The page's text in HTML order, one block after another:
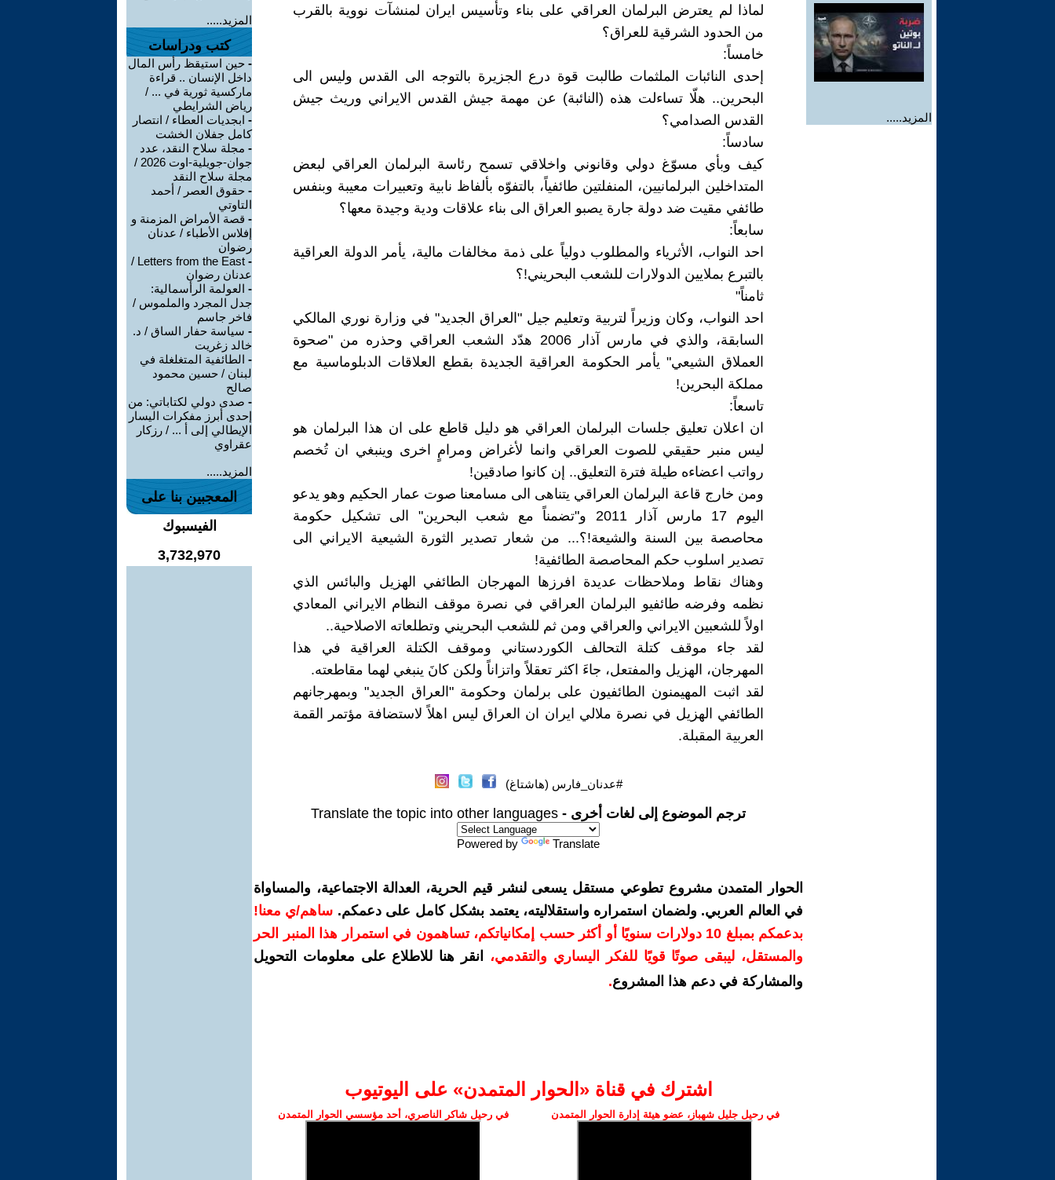
المزيد.....
لماذا لم يعترض البرلمان العراقي على بناء وتأسيس ايران لمنشآت نووية بالقرب
من الحدود الشرقية للعراق؟
خامساً:
إحدى النائبات الملثمات طالبت قوة درع الجزيرة بالتوجه الى القدس وليس الى
البحرين.. هلّا تساءلت هذه (النائبة) عن مهمة جيش القدس الايراني وريث جيش
القدس الصدامي؟
سادساً:
كيف وبأي مسوّغ دولي وقانوني واخلاقي تسمح رئاسة البرلمان العراقي لبعض
المتداخلين البرلمانيين، المنفلتين طائفياً، بالتفوّه بألفاظ نابية وتعبيرات معيبة وبنفس
طائفي مقيت ضد دولة جارة يصبو العراق الى بناء علاقات ودية وجيدة معها؟
سابعاً:
احد النواب، الأثرياء والمطلوب دولياً على ذمة مخالفات مالية، يأمر الدولة العراقية
بالتبرع بملايين الدولارات للشعب البحريني!؟
ثامناً"
احد النواب، وكان وزيراً لتربية وتعليم جيل "العراق الجديد" في وزارة نوري المالكي
السابقة، والذي في مارس آذار 2006 هدّد الشعب العراقي وحذره من "صحوة
العملاق الشيعي" يأمر الحكومة العراقية الجديدة بقطع العلاقات الدبلوماسية مع
مملكة البحرين!
تاسعاً:
ان اعلان تعليق جلسات البرلمان العراقي هو دليل قاطع على ان هذا البرلمان هو
ليس منبر حقيقي للصوت العراقي وانما لأغراض ومرامٍ اخرى وينبغي ان تُخصم
رواتب اعضاءه طيلة فترة التعليق.. إن كانوا صادقين!
ومن خارج قاعة البرلمان العراقي يتناهى الى مسامعنا صوت عمار الحكيم وهو يدعو
اليوم 17 مارس آذار 2011 و"تضمناً مع شعب البحرين" الى تشكيل حكومة
محاصصة بين السنة والشيعة!؟... من شعار تصدير الثورة الشيعية الايراني الى
تصدير اسلوب حكم المحاصصة الطائفية!
وهناك نقاط وملاحظات عديدة افرزها المهرجان الطائفي الهزيل والبائس الذي
نظمه وفرضه طائفيو البرلمان العراقي في نصرة موقف النظام الايراني المعادي
اولاً للشعبين الايراني والعراقي ومن ثم للشعب البحريني وتطلعاته الاصلاحية..
لقد جاء موقف كتلة التحالف الكوردستاني وموقف الكتلة العراقية في هذا
المهرجان، الهزيل والمفتعل، جاءَ اكثر تعقلاً واتزاناً ولكن كانَ ينبغي لهما مقاطعته.
لقد اثبت المهيمنون الطائفيون على برلمان وحكومة "العراق الجديد" وبمهرجانهم
الطائفي الهزيل في نصرة ملالي ايران ان العراق ليس اهلاً لاستضافة مؤتمر القمة
العربية المقبلة.
#عدنان_فارس (هاشتاغ)
ترجم الموضوع إلى لغات أخرى - Translate the topic into other languages
Powered by Translate
الحوار المتمدن مشروع تطوعي مستقل يسعى لنشر قيم الحرية، العدالة الاجتماعية، والمساواة
في العالم العربي. ولضمان استمراره واستقلاليته، يعتمد بشكل كامل على دعمكم. ساهم/ي معنا!
بدعمكم بمبلغ 10 دولارات سنويًا أو أكثر حسب إمكانياتكم، تساهمون في استمرار هذا المنبر الحر
والمستقل، ليبقى صوتًا قويًا للفكر اليساري والتقدمي،
انقر هنا للاطلاع على معلومات التحويل
والمشاركة في دعم هذا المشروع.
اشترك في قناة ‫«الحوار المتمدن» على اليوتيوب
في رحيل جليل شهباز، عضو هيئة إدارة الحوار المتمدن في رحيل شاكر الناصري، أحد مؤسسي الحوار المتمدن
المزيد.....
كتب ودراسات
- حين استيقظ رأس المال
داخل الإنسان .. قراءة
ماركسية ثورية في ... /
رياض الشرايطي
- ابجديات العطاء / انتصار
كامل جفلان الخشت
- مجلة سلاح النقد، عدد
جوان-جويلية-اوت 2026 /
مجلة سلاح النقد
- حقوق العصر / أحمد
التاوتي
- قصة الأمراض المزمنة و
إفلاس الأطباء / عدنان
رضوان
-
Letters from the East /
عدنان رضوان
- العولمة الرأسمالية:
جدل المجرد والملموس /
فاخر جاسم
- سياسة حفار الساق / د.
خالد زغريت
- الطائفية المتغلغلة في
لبنان / حسين محمود
صالح
- صدى دولي لكتاباتي: من
إحدى أبرز مفكرات اليسار
الإيطالي إلى أ ... / رزكار
عقراوي
المزيد.....
المعجبين بنا على
الفيسبوك
3,732,970